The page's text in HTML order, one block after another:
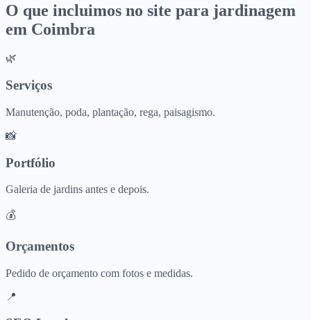
O que incluimos no site para jardinagem
em Coimbra
🌿
Serviços
Manutenção, poda, plantação, rega, paisagismo.
📸
Portfólio
Galeria de jardins antes e depois.
💰
Orçamentos
Pedido de orçamento com fotos e medidas.
📍